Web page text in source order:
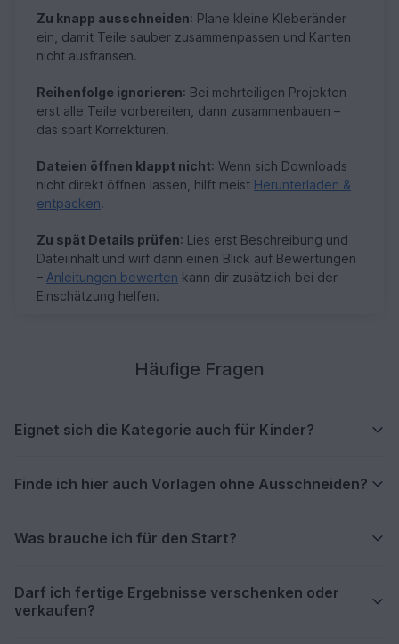
Zu knapp ausschneiden: Plane kleine Kleberänder
ein, damit Teile sauber zusammenpassen und Kanten
nicht ausfransen.
Reihenfolge ignorieren: Bei mehrteiligen Projekten
erst alle Teile vorbereiten, dann zusammenbauen –
das spart Korrekturen.
Dateien öffnen klappt nicht: Wenn sich Downloads
nicht direkt öffnen lassen, hilft meist Herunterladen &
entpacken.
Zu spät Details prüfen: Lies erst Beschreibung und
Dateiinhalt und wirf dann einen Blick auf Bewertungen
– Anleitungen bewerten kann dir zusätzlich bei der
Einschätzung helfen.
Häufige Fragen
Eignet sich die Kategorie auch für Kinder?
Finde ich hier auch Vorlagen ohne Ausschneiden?
Was brauche ich für den Start?
Darf ich fertige Ergebnisse verschenken oder
verkaufen?